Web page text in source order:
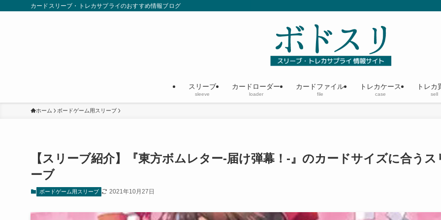
カードスリーブ・トレカサプライのおすすめ情報ブログ
スリーブ
sleeve
カードローダー
loader
カードファイル
file
トレカケース
case
トレカ
sell
ホーム ボードゲーム用スリーブ
【スリーブ紹介】『東方ボムレター-届け弾幕！-』のカードサイズに合うス
ーブ
ボードゲーム用スリーブ 2021年10月27日